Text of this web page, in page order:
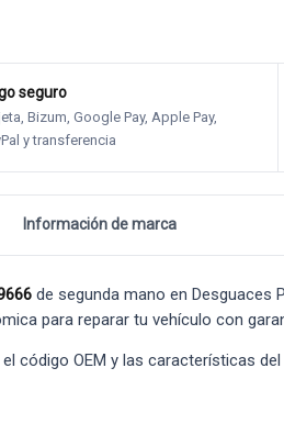
seguro
Bizum, Google Pay, Apple Pay,
y transferencia
Información de marca
de segunda mano en Desguaces
para reparar tu vehículo con
código OEM y las características